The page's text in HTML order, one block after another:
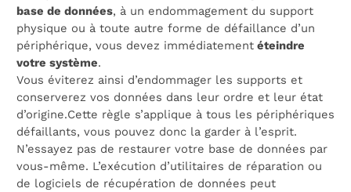
base de données, à un endommagement du support
physique ou à toute autre forme de défaillance d’un
périphérique, vous devez immédiatement éteindre
votre système.
Vous éviterez ainsi d’endommager les supports et
conserverez vos données dans leur ordre et leur état
d’origine.Cette règle s’applique à tous les périphériques
défaillants, vous pouvez donc la garder à l’esprit.
N’essayez pas de restaurer votre base de données par
vous-même. L’exécution d’utilitaires de réparation ou
de logiciels de récupération de données peut